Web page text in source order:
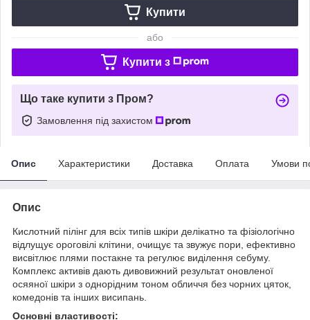
Купити
або
Купити з
Що таке купити з Пром?
Замовлення під захистом
Опис Характеристики Доставка Оплата Умови
Опис
Кислотний пілінг для всіх типів шкіри делікатно та фізіологічно
відлущує ороговілі клітини, очищує та звужує пори, ефективно
висвітлює плями постакне та регулює виділення себуму.
Комплекс активів дають дивовижний результат оновленої
осяяної шкіри з однорідним тоном обличчя без чорних цяток,
комедонів та інших висипань.
Основні властивості: